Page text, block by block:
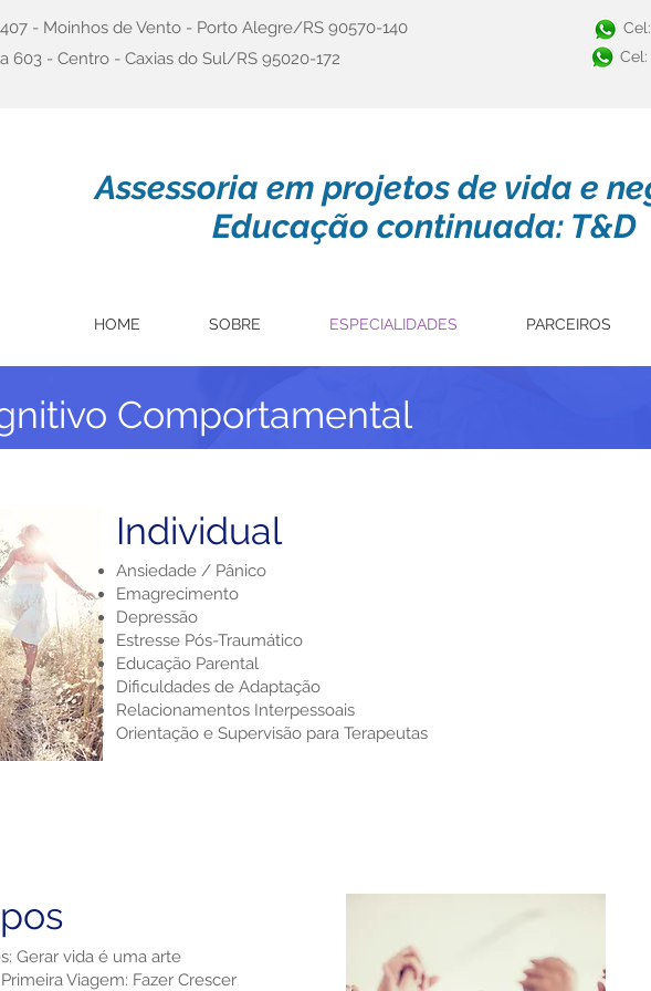
- Moinhos de Vento - Porto Alegre/RS 90570-140
603 - Centro - Caxias do Sul/RS 95020-172
Assessoria em projetos de vida e
Educação continuada: T&D
HOME SOBRE ESPECIALIDADES PARCEIROS
Comportamental
Individual
Ansiedade / Pânico
Emagrecimento
Depressão
Estresse Pós-Traumático
Educação Parental
Dificuldades de Adaptação
Relacionamentos Interpessoais
Orientação e Supervisão para Terapeutas
Gerar vida é uma arte
Viagem: Fazer Crescer